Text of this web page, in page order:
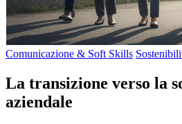
Comunicazione & Soft Skills
La transizione verso la
aziendale